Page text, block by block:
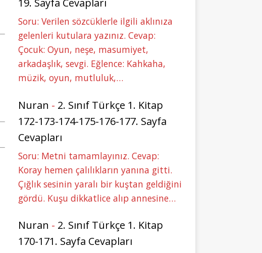
Soru: Verilen sözcüklerle ilgili aklınıza
gelenleri kutulara yazınız. Cevap:
Çocuk: Oyun, neşe, masumiyet,
arkadaşlık, sevgi. Eğlence: Kahkaha,
müzik, oyun, mutluluk,…
Nuran - 2. Sınıf Türkçe 1. Kitap
172-173-174-175-176-177. Sayfa
Cevapları
Soru: Metni tamamlayınız. Cevap:
Koray hemen çalılıkların yanına gitti.
Çığlık sesinin yaralı bir kuştan geldiğini
gördü. Kuşu dikkatlice alıp annesine…
Nuran - 2. Sınıf Türkçe 1. Kitap
170-171. Sayfa Cevapları